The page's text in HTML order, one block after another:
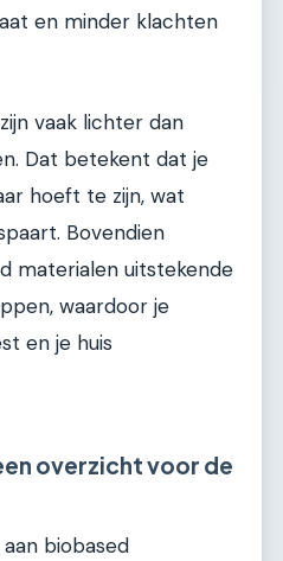
en minder klachten
vaak lichter dan
Dat betekent dat je
hoeft te zijn, wat
Bovendien
materialen uitstekende
waardoor je
en je huis
overzicht voor de
biobased